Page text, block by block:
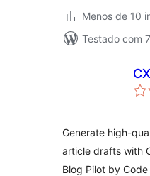
Menos de 10
Testado com
Generate high-
article drafts with
Blog Pilot by Code